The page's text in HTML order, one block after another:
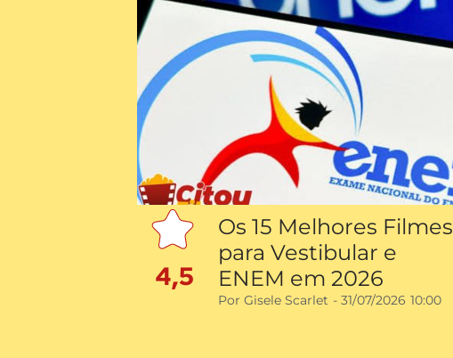
4,5
Os 15 Melhores Filmes
para Vestibular e
ENEM em 2026
Por Gisele Scarlet - 31/07/2026 10:00